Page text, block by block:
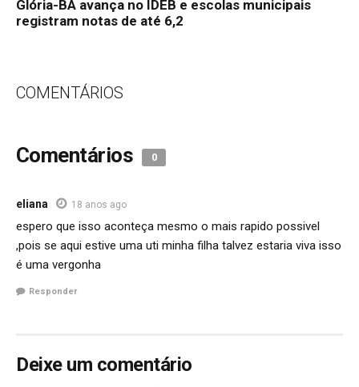
Glória-BA avança no IDEB e escolas municipais
registram notas de até 6,2
COMENTÁRIOS
Comentários 0
eliana 18 anos ago
espero que isso aconteça mesmo o mais rapido possivel
,pois se aqui estive uma uti minha filha talvez estaria viva isso
é uma vergonha
Responder
Deixe um comentário